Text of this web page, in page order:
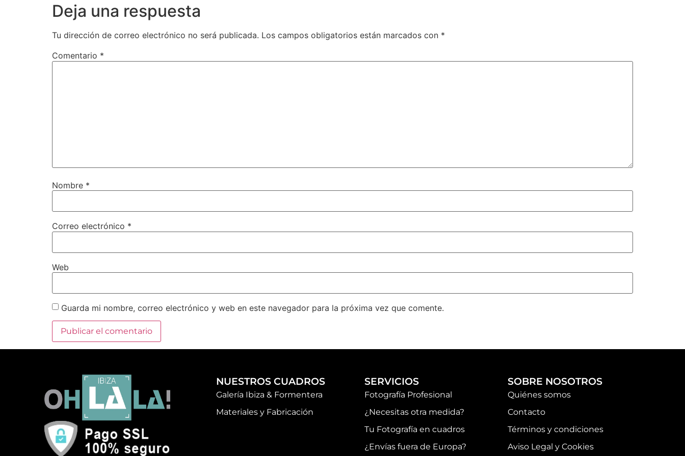
Deja una respuesta
Tu dirección de correo electrónico no será publicada. Los campos obligatorios están marcados con *
Comentario *
Nombre *
Correo electrónico *
Web
Guarda mi nombre, correo electrónico y web en este navegador para la próxima vez que comente.
NUESTROS CUADROS
Galería Ibiza & Formentera
Materiales y Fabricación
SERVICIOS
Fotografía Profesional
¿Necesitas otra medida?
Tu Fotografía en cuadros
¿Envías fuera de Europa?
SOBRE NOSOTROS
Quiénes somos
Contacto
Términos y condiciones
Aviso Legal y Cookies